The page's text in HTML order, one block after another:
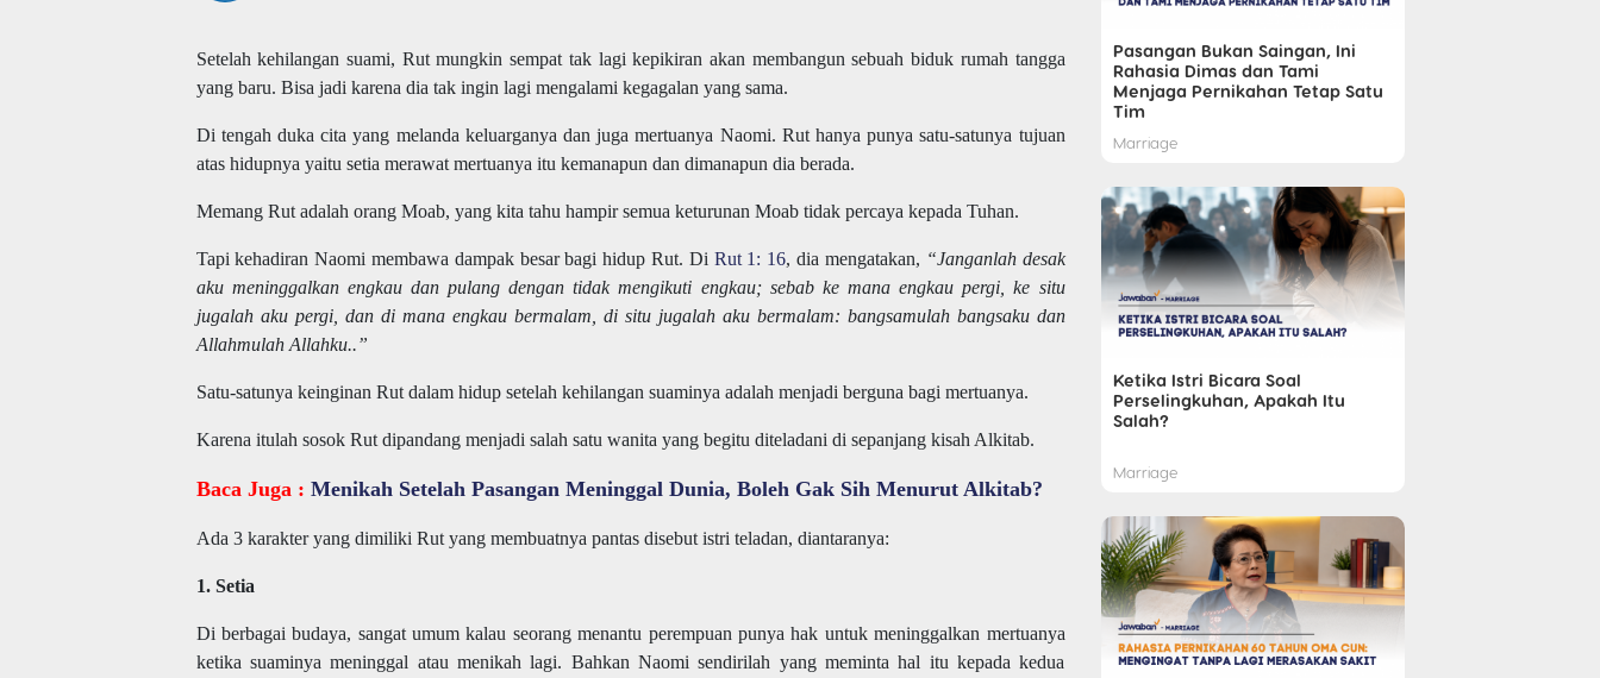
Setelah kehilangan suami, Rut mungkin sempat tak lagi kepikiran akan membangun sebuah biduk rumah tangga
yang baru. Bisa jadi karena dia tak ingin lagi mengalami kegagalan yang sama.
Di tengah duka cita yang melanda keluarganya dan juga mertuanya Naomi. Rut hanya punya satu-satunya tujuan
atas hidupnya yaitu setia merawat mertuanya itu kemanapun dan dimanapun dia berada.
Memang Rut adalah orang Moab, yang kita tahu hampir semua keturunan Moab tidak percaya kepada Tuhan.
Tapi kehadiran Naomi membawa dampak besar bagi hidup Rut. Di Rut 1: 16, dia mengatakan, “Janganlah desak
aku meninggalkan engkau dan pulang dengan tidak mengikuti engkau; sebab ke mana engkau pergi, ke situ
jugalah aku pergi, dan di mana engkau bermalam, di situ jugalah aku bermalam: bangsamulah bangsaku dan
Allahmulah Allahku..”
Satu-satunya keinginan Rut dalam hidup setelah kehilangan suaminya adalah menjadi berguna bagi mertuanya.
Karena itulah sosok Rut dipandang menjadi salah satu wanita yang begitu diteladani di sepanjang kisah Alkitab.
Baca Juga : Menikah Setelah Pasangan Meninggal Dunia, Boleh Gak Sih Menurut Alkitab?
Ada 3 karakter yang dimiliki Rut yang membuatnya pantas disebut istri teladan, diantaranya:
1. Setia
Di berbagai budaya, sangat umum kalau seorang menantu perempuan punya hak untuk meninggalkan mertuanya
ketika suaminya meninggal atau menikah lagi. Bahkan Naomi sendirilah yang meminta hal itu kepada kedua
Pasangan Bukan Saingan, Ini
Rahasia Dimas dan Tami
Menjaga Pernikahan Tetap Satu
Tim
Marriage
Ketika Istri Bicara Soal
Perselingkuhan, Apakah Itu
Salah?
Marriage